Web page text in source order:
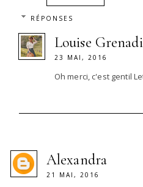
RÉPONSES
Louise
23 MAI, 2016
Oh merci, c'est gentil
Alexandra
21 MAI, 2016